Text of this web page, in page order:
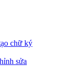
chữ ký
sửa